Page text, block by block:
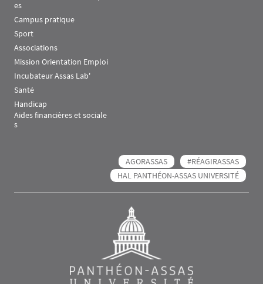
es
Campus pratique
Sport
Associations
Mission Orientation Emploi
Incubateur Assas Lab'
Santé
Handicap
Aides financières et sociale
s
AGORASSAS
#RÉAGIRASSAS
HAL PANTHÉON-ASSAS UNIVERSITÉ